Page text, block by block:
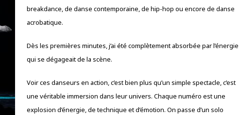
breakdance, de danse contemporaine, de hip-hop ou encore de danse
acrobatique.
Dès les premières minutes, j’ai été complètement absorbée par l’énergie
qui se dégageait de la scène.
Voir ces danseurs en action, c’est bien plus qu’un simple spectacle, c’est
une véritable immersion dans leur univers. Chaque numéro est une
explosion d’énergie, de technique et d’émotion. On passe d’un solo